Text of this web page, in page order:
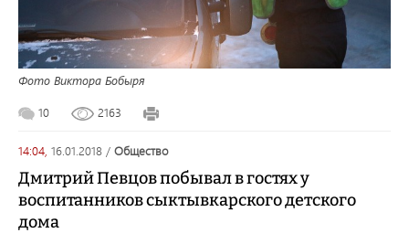
Фото Виктора Бобыря
10 2163
14:04, 16.01.2018 / общество
Дмитрий Певцов побывал в гостях у
воспитанников сыктывкарского детского
дома